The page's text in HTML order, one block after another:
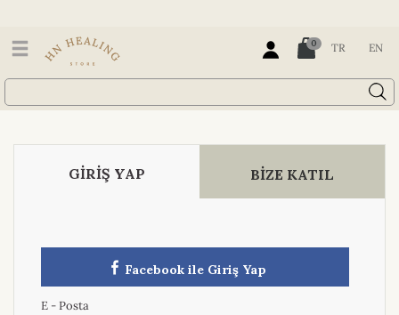
0 TR EN
GİRİŞ YAP BİZE KATIL
Facebook ile Giriş Yap
E - Posta